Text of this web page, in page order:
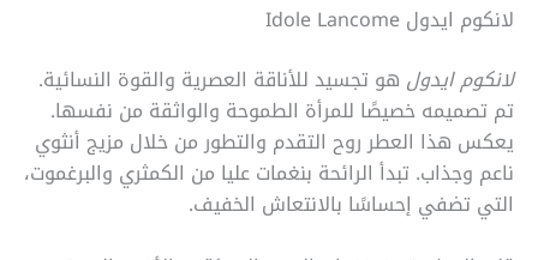
لانكوم ايدول Idole Lancome
لانكوم ايدول هو تجسيد للأناقة العصرية والقوة النسائية.
تم تصميمه خصيصًا للمرأة الطموحة والواثقة من نفسها.
يعكس هذا العطر روح التقدم والتطور من خلال مزيج أنثوي
ناعم وجذاب. تبدأ الرائحة بنغمات عليا من الكمثري والبرغموت،
التي تضفي إحساسًا بالانتعاش الخفيف.